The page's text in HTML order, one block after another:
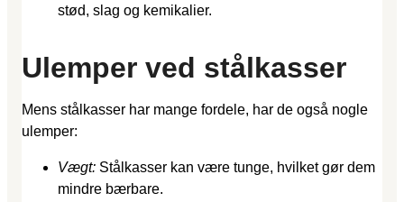
stød, slag og kemikalier.
Ulemper ved stålkasser
Mens stålkasser har mange fordele, har de også nogle
ulemper:
Vægt: Stålkasser kan være tunge, hvilket gør dem
mindre bærbare.